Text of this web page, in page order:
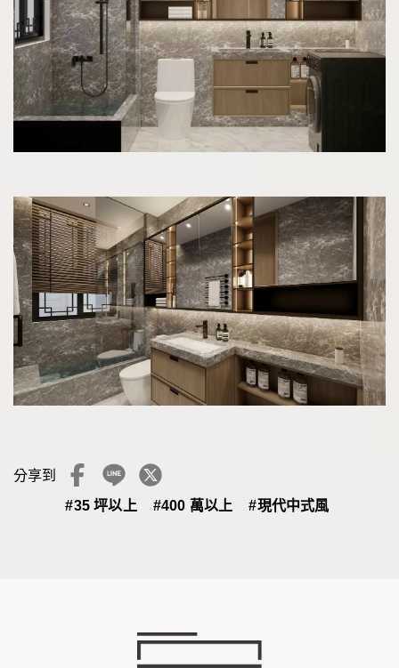
分享到
#35 坪以上 #400 萬以上 #現代中式風